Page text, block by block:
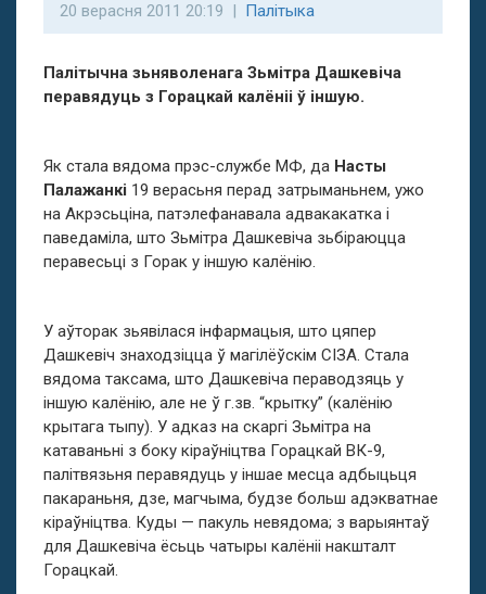
20 верасня 2011 20:19 | Палітыка
Палітычна зьняволенага Зьмітра Дашкевіча
перавядуць з Горацкай калёніі ў іншую.
Як стала вядома прэс-службе МФ, да Насты
Палажанкі 19 верасьня перад затрыманьнем, ужо
на Акрэсьціна, патэлефанавала адвакакатка і
паведаміла, што Зьмітра Дашкевіча зьбіраюцца
перавесьці з Горак у іншую калёнію.
У аўторак зьявілася інфармацыя, што цяпер
Дашкевіч знаходзіцца ў магілёўскім СІЗА. Стала
вядома таксама, што Дашкевіча пераводзяць у
іншую калёнію, але не ў г.зв. “крытку” (калёнію
крытага тыпу). У адказ на скаргі Зьмітра на
катаваньні з боку кіраўніцтва Горацкай ВК-9,
палітвязьня перавядуць у іншае месца адбыцьця
пакараньня, дзе, магчыма, будзе больш адэкватнае
кіраўніцтва. Куды — пакуль невядома; з варыянтаў
для Дашкевіча ёсьць чатыры калёніі накшталт
Горацкай.